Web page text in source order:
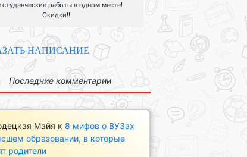
студенческие работы в одном месте!
Скидки!!
НАПИСАНИЕ
Последние комментарии
Майя к 8 мифов о ВУЗах
образовании, в которые
родители